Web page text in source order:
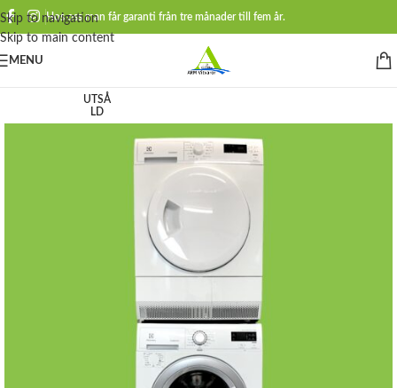
Skip to navigation
Skip to main content
Hos oss man får garanti från tre månader till fem år.
MENU
UTSÅ
LD